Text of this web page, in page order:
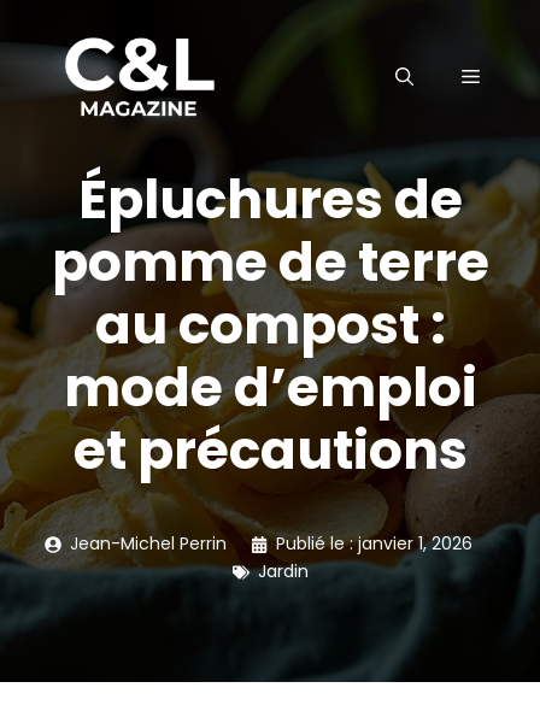
au
contenu
MENU
Épluchures de
pomme de terre
au compost :
mode d’emploi
et précautions
Jean-Michel Perrin Publié le :janvier 1, 2026
Jardin